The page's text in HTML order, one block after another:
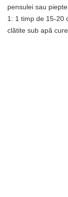
pensulei sau
1: 1 timp de 15-20
clătite sub apă